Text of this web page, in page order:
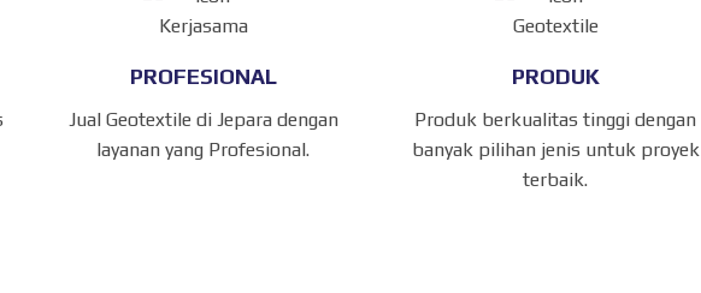
PROFESIONAL
Jual Geotextile di Jepara dengan
layanan yang Profesional.
PRODUK
Produk berkualitas tinggi dengan
banyak pilihan jenis untuk proyek
terbaik.